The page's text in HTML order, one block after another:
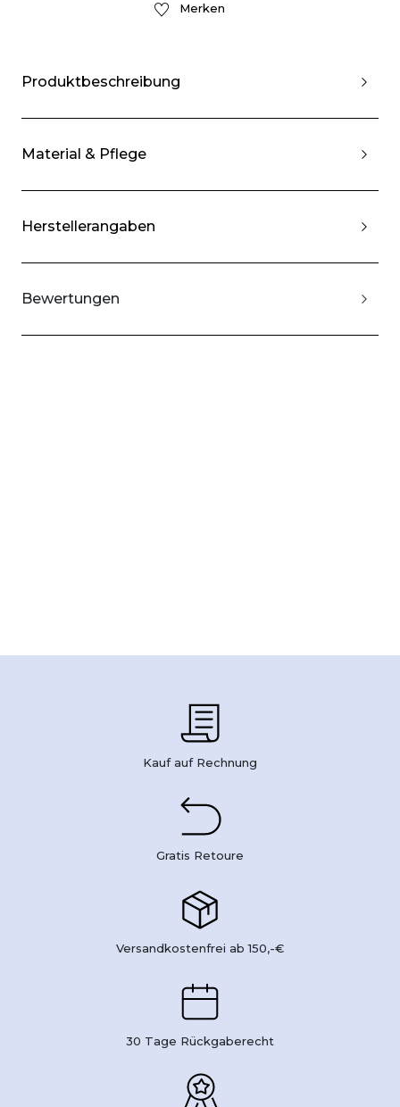
Merken
Produktbeschreibung
Material & Pflege
Herstellerangaben
Bewertungen
Kauf auf Rechnung
Gratis Retoure
Versandkostenfrei ab 150,-€
30 Tage Rückgaberecht